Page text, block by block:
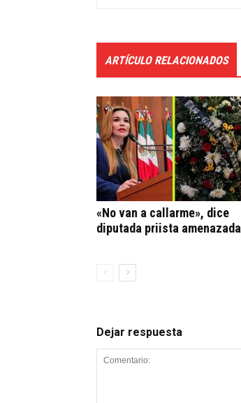
ARTÍCULO RELACIONADOS
«No van a callarme», dice
diputada priista amenazada
Dejar respuesta